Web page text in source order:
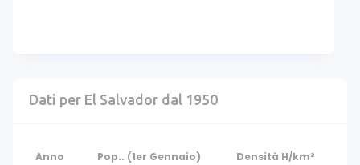
Dati per El Salvador dal 1950
Anno Pop.. (1er Gennaio) Densità H/km²